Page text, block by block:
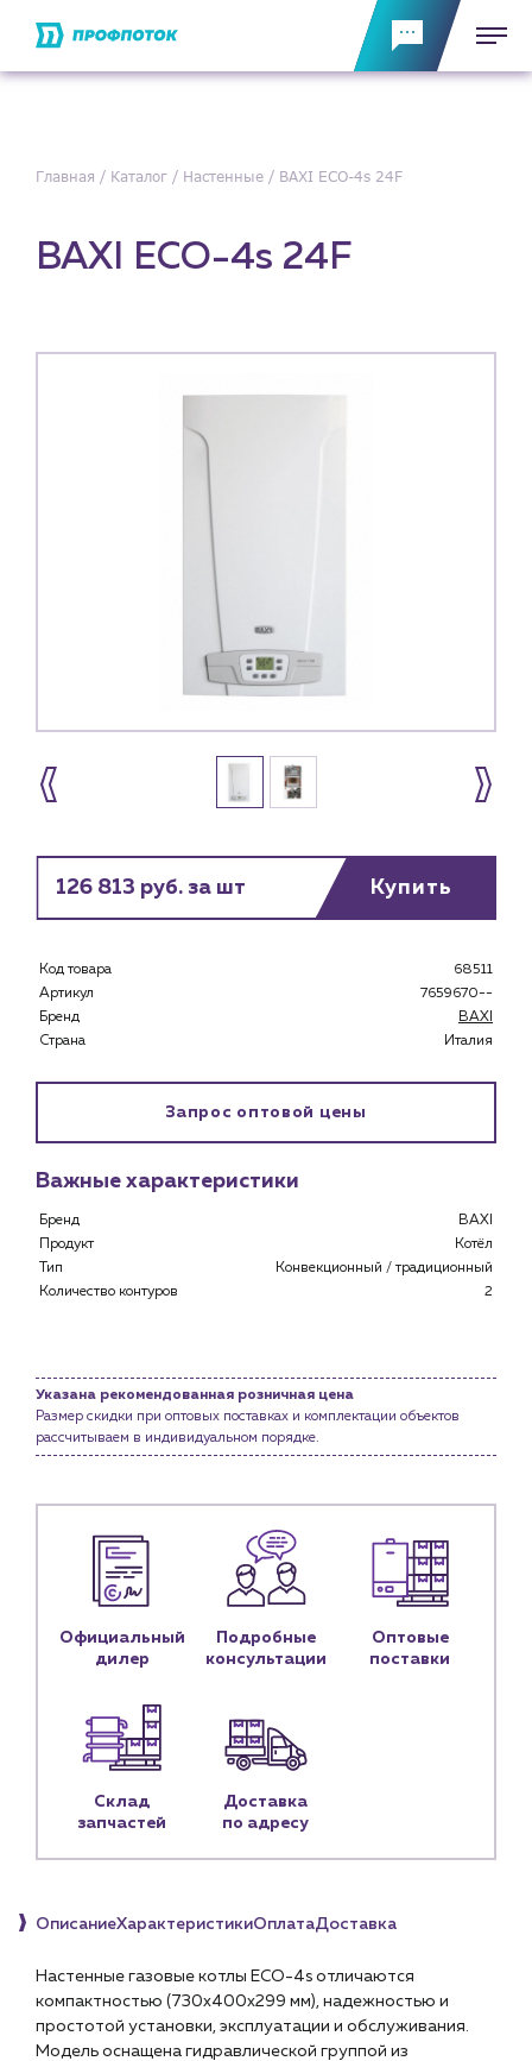
Каталог
Снабженцам и подрядным организациям
Монтажным бригадам
Предприятиям и юр.лицам
О компании
Услуги
Водоснабжение и теплоснабжение
Доставка
Личный кабинет
Контакты
Главная Каталог Настенные BAXI ECO-4s 24F
BAXI ECO-4s 24F
126 813 руб. за шт Купить
Код товара
68511
Артикул
7659670--
Бренд
BAXI
Страна
Италия
Запрос оптовой цены
Важные характеристики
Бренд
BAXI
Продукт
Котёл
Тип
Конвекционный / традиционный
Количество контуров
2
Указана рекомендованная розничная цена
Размер скидки при оптовых поставках и комплектации объектов
рассчитываем в индивидуальном порядке.
Официальный
дилер
Подробные
консультации
Оптовые
поставки
Склад
запчастей
Доставка
по адресу
ОписаниеХарактеристикиОплатаДоставка
Настенные газовые котлы ECO-4s отличаются
компактностью (730х400х299 мм), надежностью и
простотой установки, эксплуатации и обслуживания.
Модель оснащена гидравлической группой из